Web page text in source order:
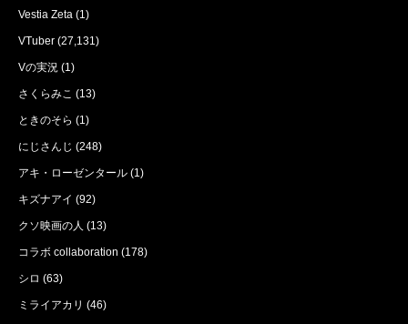
Vestia Zeta (1)
VTuber (27,131)
Vの実況 (1)
さくらみこ (13)
ときのそら (1)
にじさんじ (248)
アキ・ローゼンタール (1)
キズナアイ (92)
クソ映画の人 (13)
コラボ collaboration (178)
シロ (63)
ミライアカリ (46)